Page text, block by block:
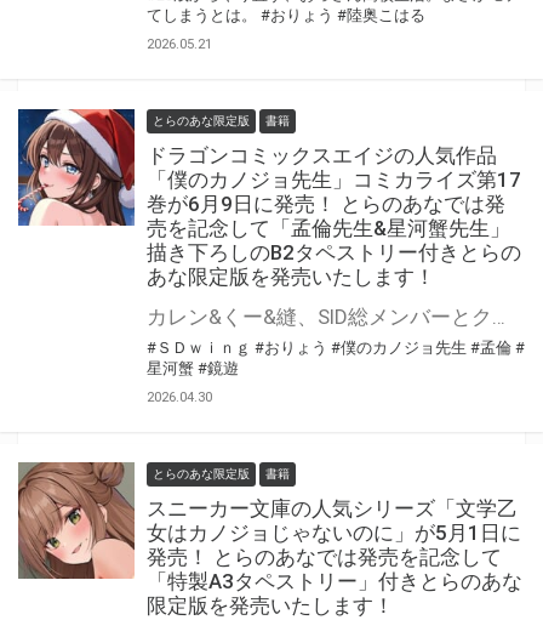
てしまうとは。
#おりょう #陸奥こはる
2026.05.21
とらのあな限定版 書籍
ドラゴンコミックスエイジの人気作品
「僕のカノジョ先生」コミカライズ第17
巻が6月9日に発売！ とらのあなでは発
売を記念して「孟倫先生&星河蟹先生」
描き下ろしのB2タペストリー付きとらの
あな限定版を発売いたします！
カレン&くー&縫、SID総メンバーとクリスマストリプルデート!? 「僕のカノジョ先生」第17巻が6月9日（火）に発売！ とらのあなでは発売を記念して「描き下ろしB2タペストリー」付きとらのあな限定版を発売いたします。 イラストは「孟倫先生&星河蟹先生」先生の描き下ろしです♪ とらのあな限定版は数量限定となりますので是非お早めにお求めください！
#ＳＤｗｉｎｇ #おりょう #僕のカノジョ先生 #孟倫 #
星河蟹 #鏡遊
2026.04.30
とらのあな限定版 書籍
スニーカー文庫の人気シリーズ「文学乙
女はカノジョじゃないのに」が5月1日に
発売！ とらのあなでは発売を記念して
「特製A3タペストリー」付きとらのあな
限定版を発売いたします！